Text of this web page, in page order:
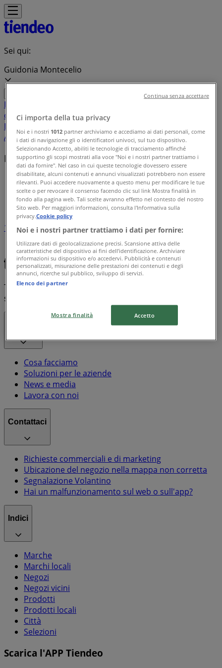
Sei qui:
Guidonia Montecelio
In Evidenza
casa e corpo Bricolage Arredamento
Benessere
AssicurazioniViaggiRistorantiServizi
Marchi locali
Tiendeo a Guidonia Montecelio»
Indice delle marche
1
Galassia
Chicco Frosta Disney Doro
Tiendeo fa parte di Shopfully, l'azienda tecnologica che
sta reinventando lo shopping locale in tutto il mondo.
Cosa facciamo
Soluzioni per le aziende
News e media
Lavora con noi
Contattaci
Richieste commerciali e di marketing
Ubicazione del negozio nella mappa non corretta
Segnalazione Volantino
Hai un malfunzionamento sul web o sull'app?
Indici
Marche
Marchi locali
Negozi
Negozi vicini
Prodotti
Prodotti locali
Città
Selezioni
Scarica l'APP Tiendeo
Ci importa della tua privacy
Noi e i nostri 1012 partner archiviamo e accediamo ai dati personali, come
i dati di navigazione gli o identificatori univoci, sul tuo dispositivo.
Selezionando Accetto, abiliti le tecnologie di tracciamento affinché
supportino gli scopi mostrati alla voce "Noi e i nostri partner trattiamo i
dati da fornire". Nel caso in cui queste tecnologie dovessero essere
disabilitate, alcuni contenuti e annunci visualizzati potrebbero non essere
rilevanti. Puoi accedere nuovamente a questo menu per modificare le tue
scelte o per revocare il consenso facendo clic sul link Mostra finalità in
fondo alla pagina web. Tali scelte avranno effetto nel contesto del nostro
Sito web. Per maggiori informazioni, consulta l'Informativa sulla
privacy.Cookie policy
Noi e i nostri partner trattiamo i dati per fornire:
Utilizzare dati di geolocalizzazione precisi. Scansione attiva delle
caratteristiche del dispositivo ai fini dell’identificazione. Archiviare
informazioni su dispositivo e/o accedervi. Pubblicità e contenuti
personalizzati, misurazione delle prestazioni dei contenuti e degli
annunci, ricerche sul pubblico, sviluppo di servizi.
Elenco dei partner
Mostra finalità Accetto
Continua senza accettare